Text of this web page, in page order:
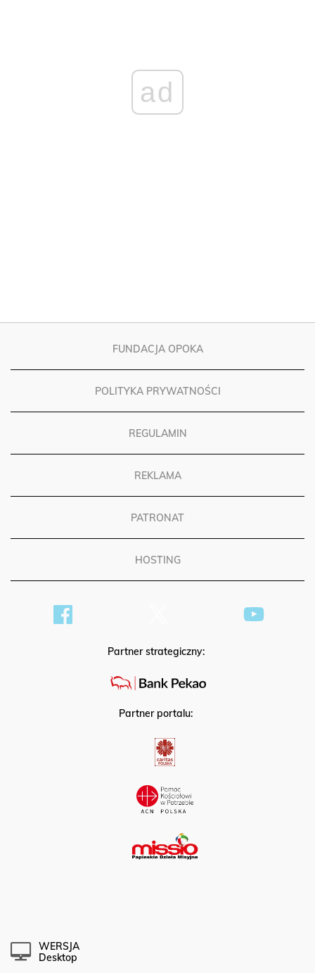
FUNDACJA OPOKA
POLITYKA PRYWATNOŚCI
REGULAMIN
REKLAMA
PATRONAT
HOSTING
Partner strategiczny:
Partner portalu:
WERSJA
Desktop